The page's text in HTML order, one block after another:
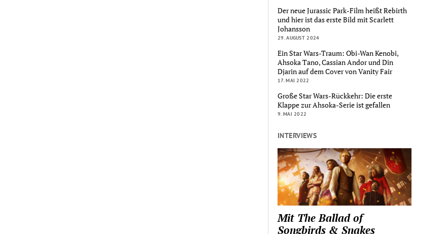
Der neue Jurassic Park-Film heißt Rebirth
und hier ist das erste Bild mit Scarlett
Johansson
29. AUGUST 2024
Ein Star Wars-Traum: Obi-Wan Kenobi,
Ahsoka Tano, Cassian Andor und Din
Djarin auf dem Cover von Vanity Fair
17. MAI 2022
Große Star Wars-Rückkehr: Die erste
Klappe zur Ahsoka-Serie ist gefallen
9. MAI 2022
INTERVIEWS
Mit The Ballad of
Songbirds & Snakes